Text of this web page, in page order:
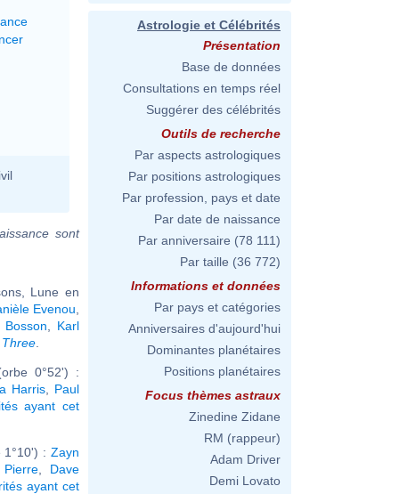
sont
Lune en
Evenou
Bosson
Karl
0°52') :
Harris, Paul
ayant cet
: Zayn
Dave
ayant cet
Astrologie et Célébrités
Présentation
Base de données
Consultations en temps réel
Suggérer des célébrités
Outils de recherche
Par aspects astrologiques
Par positions astrologiques
Par profession, pays et date
Par date de naissance
Par anniversaire (78 111)
Par taille (36 772)
Informations et données
Par pays et catégories
Anniversaires d'aujourd'hui
Dominantes planétaires
Positions planétaires
Focus thèmes astraux
Zinedine Zidane
RM (rappeur)
Adam Driver
Demi Lovato